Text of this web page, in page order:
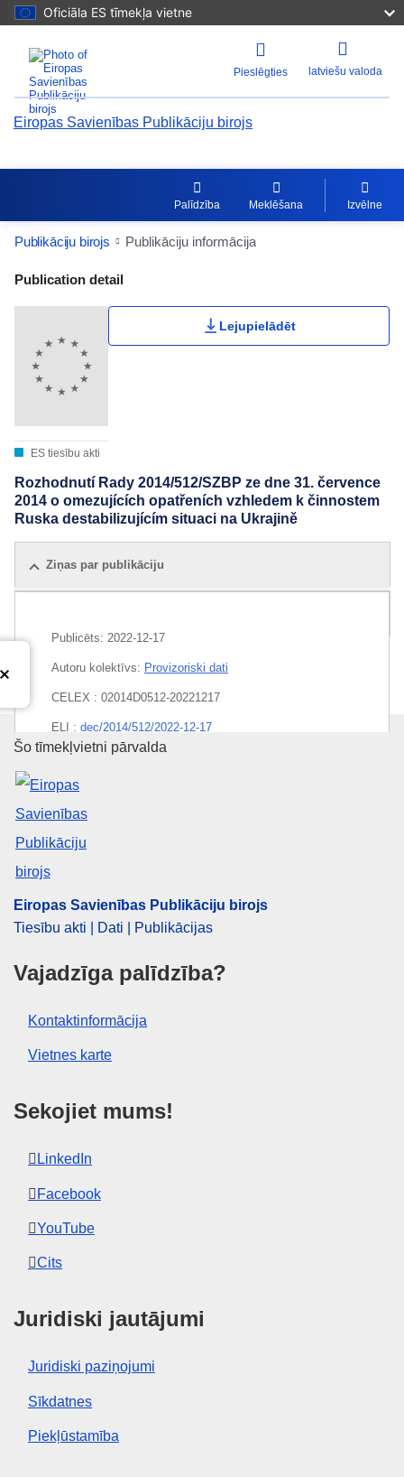
Oficiāla ES tīmekļa vietne
Pieslēgties latviešu valoda
Eiropas Savienības Publikāciju birojs
Palīdzība Meklēšana Izvēlne
Publikāciju birojs Publikāciju informācija
Publication Detail Actions Portlet
Publication detail
ES tiesību akti
Lejupielādēt
Rozhodnutí Rady 2014/512/SZBP ze dne 31. července
2014 o omezujících opatřeních vzhledem k činnostem
Ruska destabilizujícím situaci na Ukrajině
Ziņas par publikāciju
Publicēts: 2022-12-17
Autoru kolektīvs: Provizoriski dati
CELEX : 02014D0512-20221217
ELI : dec/2014/512/2022-12-17
EDITION : 4e7e2252-19d9-11ed-8fa0-01aa75ed71a1
EDITION : 984447d9-acd0-11ed-8912-01aa75ed71a1
EDITION : fd9d6939-c274-11ed-a05c-01aa75ed71a1
EDITION : 5d56859b-31ef-11ee-83b8-01aa75ed71a1
EDITION : a95c24d3-51b6-11ee-9220-01aa75ed71a1
EDITION : 666ffa96-cc18-11ee-b9d9-01aa75ed71a1
EDITION : 03a8bb8d-d1cb-11ee-b9d9-01aa75ed71a1
EDITION : 3e32e889-dcbc-11ee-b9d9-01aa75ed71a1
Eiropas Savienības Publikāciju
Šo tīmekļvietni pārvalda
Eiropas Savienības Publikāciju birojs
Tiesību akti | Dati | Publikācijas
Vajadzīga palīdzība?
Kontaktinformācija
Vietnes karte
Sekojiet mums!
LinkedIn
Facebook
YouTube
Cits
Juridiski jautājumi
Juridiski paziņojumi
Sīkdatnes
Piekļūstamība